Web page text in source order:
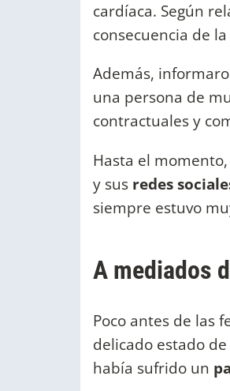
cardíaca. Según
consecuencia de
Además,
una persona de
contractuales y
Hasta el momento,
y sus redes
siempre estuvo
A mediados
Poco antes de las
delicado estado
había sufrido un